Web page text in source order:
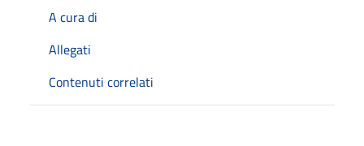
A cura di
Allegati
Contenuti correlati